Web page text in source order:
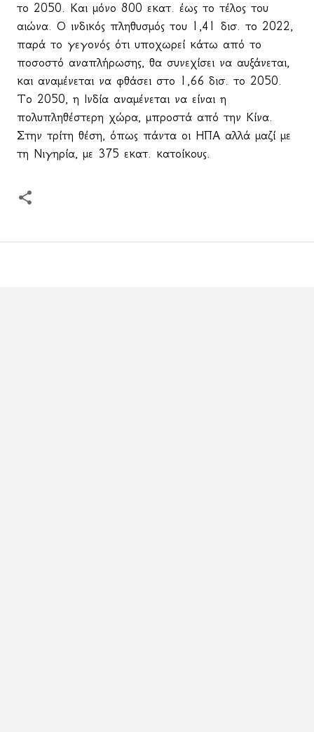
το 2050. Και μόνο 800 εκατ. έως το τέλος του
αιώνα. Ο ινδικός πληθυσμός του 1,41 δισ. το 2022,
παρά το γεγονός ότι υποχωρεί κάτω από το
ποσοστό αναπλήρωσης, θα συνεχίσει να αυξάνεται,
και αναμένεται να φθάσει στο 1,66 δισ. το 2050.
Το 2050, η Ινδία αναμένεται να είναι η
πολυπληθέστερη χώρα, μπροστά από την Κίνα.
Στην τρίτη θέση, όπως πάντα οι ΗΠΑ αλλά μαζί με
τη Νιγηρία, με 375 εκατ. κατοίκους.